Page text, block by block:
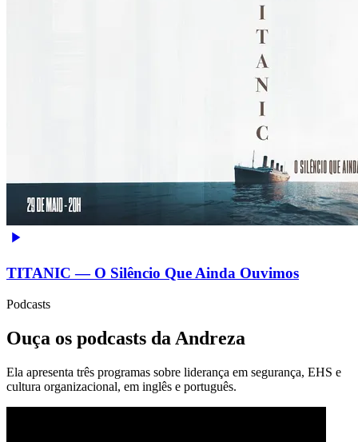
TITANIC — O Silêncio Que Ainda Ouvimos
Podcasts
Ouça os podcasts da Andreza
Ela apresenta três programas sobre liderança em segurança, EHS e
cultura organizacional, em inglês e português.